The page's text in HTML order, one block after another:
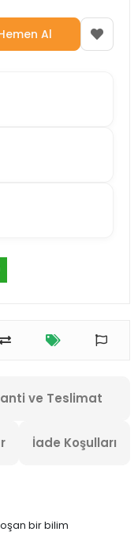
Al
ve Teslimat
İade Koşulları
bir bilim